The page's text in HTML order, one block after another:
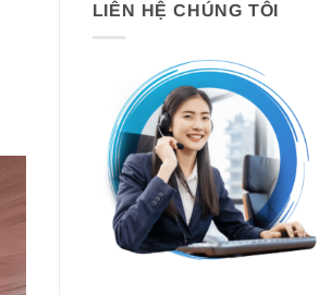
LIÊN HỆ CHÚNG TÔI